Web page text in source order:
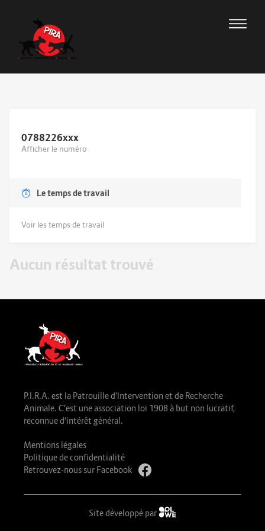
0788226xxx
Afficher le numéro
Le temps de travail
Voir les temps de travail
Aucun résultat trouvé
P.I.R.A. est la Patrouille d’Intervention et de Recherche
Animale. C’est une association loi 1908 à but non lucratif,
reconnue d’intérêt général.
Mentions légales
Politique de confidentialité
Retrouvez-nous sur Facebook
Site développé par